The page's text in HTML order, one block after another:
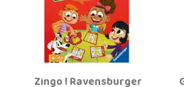
Zingo ! Ravensburger